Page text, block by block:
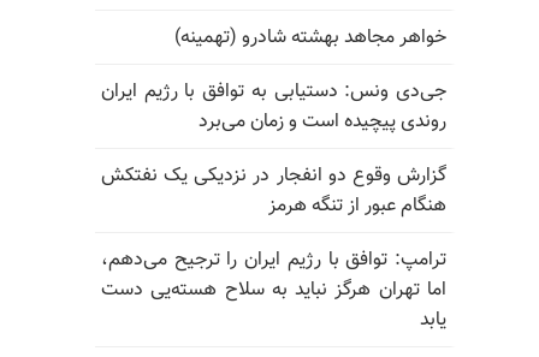
خواهر مجاهد بهشته شادرو (تهمینه)
جی‌دی ونس: دستیابی به توافق با رژیم ایران
روندی پیچیده است و زمان می‌برد
گزارش وقوع دو انفجار در نزدیکی یک نفتکش
هنگام عبور از تنگه هرمز
ترامپ: توافق با رژیم ایران را ترجیح می‌دهم،
اما تهران هرگز نباید به سلاح هسته‌یی دست
یابد